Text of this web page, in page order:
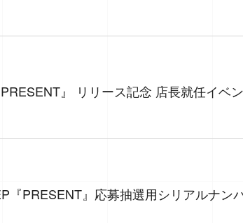
』 リリース記念 店長就任イベ
『PRESENT』応募抽選用シリアルナン